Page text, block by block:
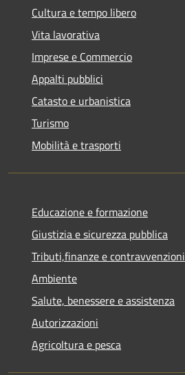
Cultura e tempo libero
Vita lavorativa
Imprese e Commercio
Appalti pubblici
Catasto e urbanistica
Turismo
Mobilità e trasporti
Educazione e formazione
Giustizia e sicurezza pubblica
Tributi,finanze e contravvenzioni
Ambiente
Salute, benessere e assistenza
Autorizzazioni
Agricoltura e pesca